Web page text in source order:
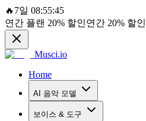
🔥 7일 08:55:45
연간 플랜 20% 할인연간 20% 할인
Musci.io
Home
AI 음악 모델
보이스 & 도구